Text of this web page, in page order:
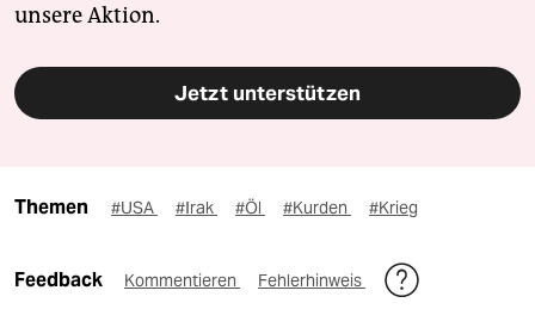
unsere Aktion.
Jetzt unterstützen
Themen #USA #Irak #Öl #Kurden #Krieg
Feedback Kommentieren Fehlerhinweis